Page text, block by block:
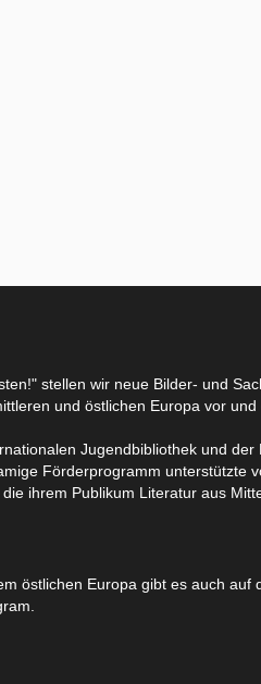
stellen wir neue Bilder- und
und östlichen Europa vor und
Jugendbibliothek und der
Förderprogramm unterstützte
ihrem Publikum Literatur aus
östlichen Europa gibt es auch auf